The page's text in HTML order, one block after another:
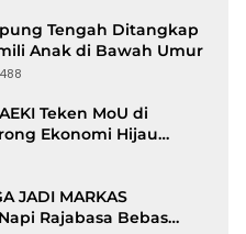
Tengah Ditangkap
Anak di Bawah Umur
488
Teken MoU di
Ekonomi Hijau
Perdagangan Karbon
JADI MARKAS
Rajabasa Bebas